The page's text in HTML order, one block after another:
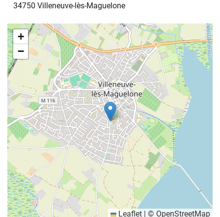
34750 Villeneuve-lès-Maguelone
+
−
Leaflet | © OpenStreetMap